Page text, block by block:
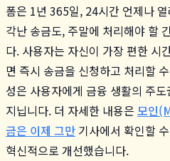
폼은 1년 365일, 24시간 언제나
각난 송금도, 주말에 처리해야 할
다. 사용자는 자신이 가장 편한 시
면 즉시 송금을 신청하고 처리할
성은 사용자에게 금융 생활의 주
지닙니다. 더 자세한 내용은 모인
금은 이제 그만 기사에서 확인할
혁신적으로 개선했습니다.